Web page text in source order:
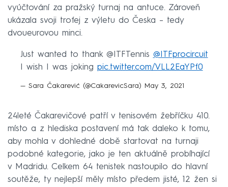
vyúčtování za pražský turnaj na antuce. Zároveň
ukázala svoji trofej z výletu do Česka – tedy
dvoueurovou minci.
Just wanted to thank @ITFTennis @ITFprocircuit
I wish I was joking pic.twitter.com/VLL2EaYPf0
— Sara Čakarević (@CakarevicSara) May 3, 2021
24leté Čakarevičové patří v tenisovém žebříčku 410.
místo a z hlediska postavení má tak daleko k tomu,
aby mohla v dohledné době startovat na turnaji
podobné kategorie, jako je ten aktuálně probíhající
v Madridu. Celkem 64 tenistek nastoupilo do hlavní
soutěže, ty nejlepší měly místo předem jisté, 12 žen si